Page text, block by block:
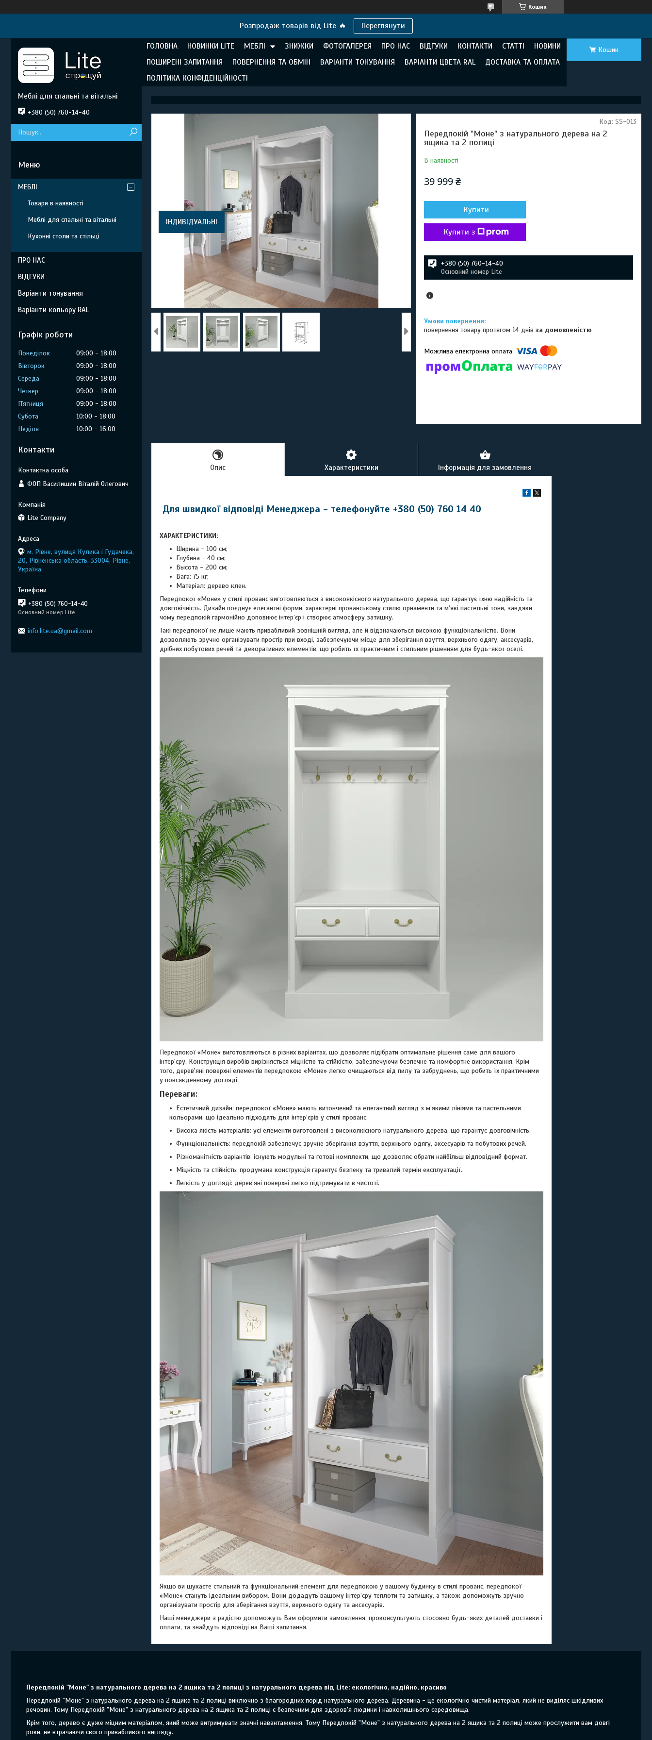
Кошик
Розпродаж товарів від Lite 🔥 Переглянути
ГОЛОВНА НОВИНКИ LITE МЕБЛІ ЗНИЖКИ ФОТОГАЛЕРЕЯ ПРО НАС ВІДГУКИ КОНТАКТИ СТАТТІ
НОВИНИ
ПОШИРЕНІ ЗАПИТАННЯ
ПОВЕРНЕННЯ ТА ОБМІН ВАРІАНТИ ТОНУВАННЯ ВАРІАНТИ ЦВЕТА RAL
ДОСТАВКА ТА ОПЛАТА
ПОЛІТИКА КОНФІДЕНЦІЙНОСТІ
Кошик
ІНДИВІДУАЛЬНІ
Передпокій "Моне" з натурального дерева на 2
ящика та 2 полиці
В наявності
Код: SS-013
39 999 ₴
Купити
Купити з
+380 (50) 760-14-40
Основний номер Lite
повернення товару протягом 14 днівза домовленістю
Опис Характеристики Інформація для замовлення
Для швидкої відповіді Менеджера - телефонуйте +380 (50) 760 14 40
ХАРАКТЕРИСТИКИ:
Ширина - 100 см;
Глубина - 40 см;
Высота - 200 см;
Вага: 75 кг;
Матеріал: дерево клен.
Передпокої «Моне» у стилі прованс виготовляються з високоякісного натурального дерева, що гарантує їхню надійність та
довговічність. Дизайн поєднує елегантні форми, характерні прованському стилю орнаменти та м’які пастельні тони, завдяки
чому передпокій гармонійно доповнює інтер’єр і створює атмосферу затишку.
Такі передпокої не лише мають привабливий зовнішній вигляд, але й відзначаються високою функціональністю. Вони
дозволяють зручно організувати простір при вході, забезпечуючи місце для зберігання взуття, верхнього одягу, аксесуарів,
дрібних побутових речей та декоративних елементів, що робить їх практичним і стильним рішенням для будь-якої оселі.
Передпокої «Моне» виготовляються в різних варіантах, що дозволяє підібрати оптимальне рішення саме для вашого
інтер'єру. Конструкція виробів вирізняється міцністю та стійкістю, забезпечуючи безпечне та комфортне використання. Крім
того, дерев'яні поверхні елементів передпокою «Моне» легко очищаються від пилу та забруднень, що робить їх практичними
у повсякденному догляді.
Переваги:
Естетичний дизайн: передпокої «Моне» мають витончений та елегантний вигляд з м’якими лініями та пастельними
кольорами, що ідеально підходять для інтер’єрів у стилі прованс.
Висока якість матеріалів: усі елементи виготовлені з високоякісного натурального дерева, що гарантує довговічність.
Функціональність: передпокій забезпечує зручне зберігання взуття, верхнього одягу, аксесуарів та побутових речей.
Різноманітність варіантів: існують модульні та готові комплекти, що дозволяє обрати найбільш відповідний формат.
Міцність та стійкість: продумана конструкція гарантує безпеку та тривалий термін експлуатації.
Легкість у догляді: дерев’яні поверхні легко підтримувати в чистоті.
Якщо ви шукаєте стильний та функціональний елемент для передпокою у вашому будинку в стилі прованс, передпокої
«Моне» стануть ідеальним вибором. Вони додадуть вашому інтер’єру теплоти та затишку, а також допоможуть зручно
організувати простір для зберігання взуття, верхнього одягу та аксесуарів.
Наші менеджери з радістю допоможуть Вам оформити замовлення, проконсультують стосовно будь-яких деталей доставки і
оплати, та знайдуть відповіді на Ваші запитання.
Меблі для спальні та вітальні
+380 (50) 760-14-40
МЕБЛІ
Товари в наявності
Меблі для спальні та вітальні
Кухонні столи та стільці
ПРО НАС
ВІДГУКИ
Варіанти тонування
Варіанти кольору RAL
Графік роботи
Понеділок 09:00
18:00
Вівторок
09:00
18:00
Середа
09:00
18:00
Четвер
09:00
18:00
Пʼятниця
09:00
18:00
Субота
10:00
18:00
Неділя
10:00 16:00
Контакти
ФОП Василишин Віталій Олегович
Lite Company
м. Рівне, вулиця Кулика і Гудачека,
20, Рівненська область, 33004, Рівне,
Україна
+380 (50) 760-14-40
Основний номер Lite
info.lite.ua@gmail.com
Передпокій "Моне" з натурального дерева на 2 ящика та 2 полиці з натурального дерева від Lite: екологічно, надійно, красиво
Передпокій "Моне" з натурального дерева на 2 ящика та 2 полиці виключно з благородних порід натурального дерева. Деревина - це екологічно чистий матеріал, який не виділяє шкідливих
речовин. Тому Передпокій "Моне" з натурального дерева на 2 ящика та 2 полиці є безпечним для здоров'я людини і навколишнього середовища.
Крім того, дерево є дуже міцним матеріалом, який може витримувати значні навантаження. Тому Передпокій "Моне" з натурального дерева на 2 ящика та 2 полиці може прослужити вам довгі
роки, не втрачаючи свого привабливого вигляду.